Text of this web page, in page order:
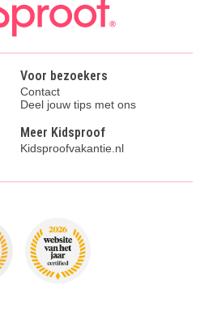
Voor bezoekers
Contact
Deel jouw tips met ons
Meer Kidsproof
Kidsproofvakantie.nl